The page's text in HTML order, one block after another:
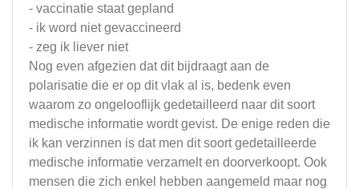
- vaccinatie staat gepland
- ik word niet gevaccineerd
- zeg ik liever niet
Nog even afgezien dat dit bijdraagt aan de
polarisatie die er op dit vlak al is, bedenk even
waarom zo ongelooflijk gedetailleerd naar dit soort
medische informatie wordt gevist. De enige reden die
ik kan verzinnen is dat men dit soort gedetailleerde
medische informatie verzamelt en doorverkoopt. Ook
mensen die zich enkel hebben aangemeld maar nog